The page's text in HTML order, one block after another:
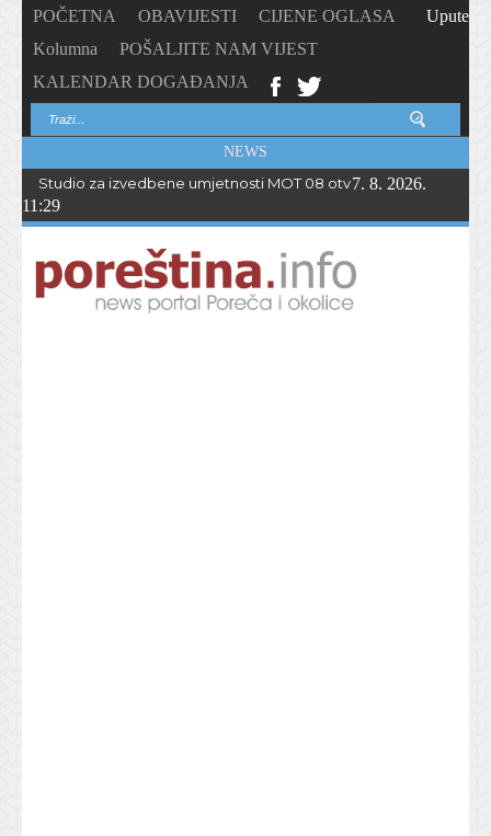
POČETNA OBAVIJESTI
CIJENE OGLASA
Kolumna
POŠALJITE NAM VIJEST
KALENDAR DOGAĐANJA
Upute
NEWS
Studio za izvedbene umjetnosti MOT 08 otvorio upise u novu
7. 8. 2026.
11:29